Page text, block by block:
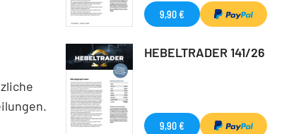
9,90 €
HEBELTRADER 141/26
9,90 €